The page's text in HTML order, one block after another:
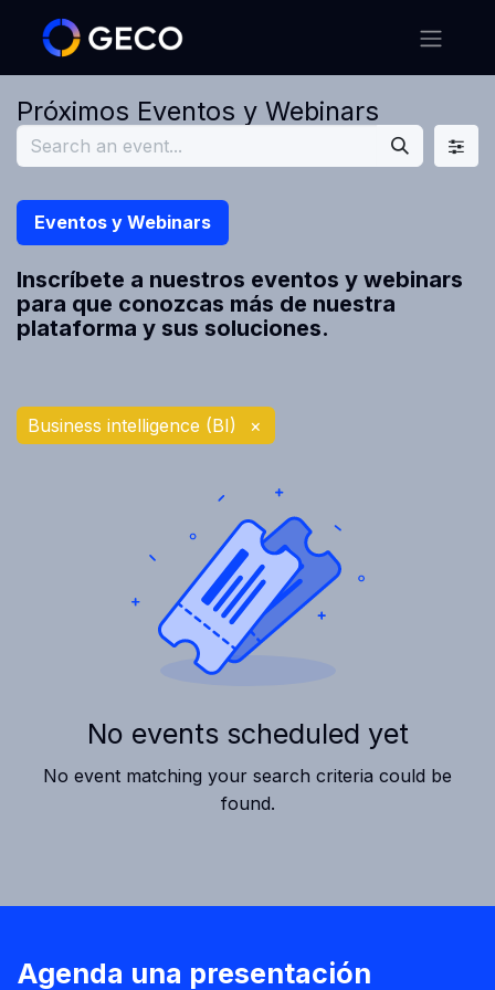
Próximos Eventos y Webinars
Eventos y Webinars
Inscríbete a nuestros eventos y webinars
para que conozcas más de nuestra
plataforma y sus soluciones.
Business intelligence (BI) ×
No events scheduled yet
No event matching your search criteria could be
found.
Agenda una presentación